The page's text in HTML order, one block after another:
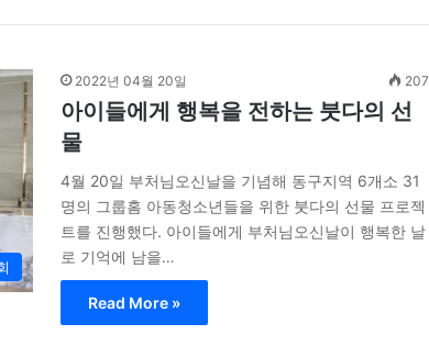
2022년 04월 20일 207
아이들에게 행복을 전하는 붓다의 선
물
4월 20일 부처님오신날을 기념해 동구지역 6개소 31
명의 그룹홈 아동청소년들을 위한 붓다의 선물 프로젝
트를 진행했다. 아이들에게 부처님오신날이 행복한 날
로 기억에 남을…
Read More »